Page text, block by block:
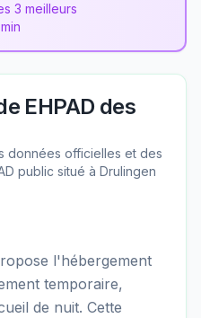
3 meilleurs
EHPAD des
données officielles et des
public situé à Drulingen
l'hébergement
temporaire,
de nuit. Cette